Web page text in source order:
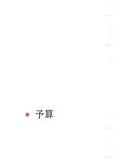
予算